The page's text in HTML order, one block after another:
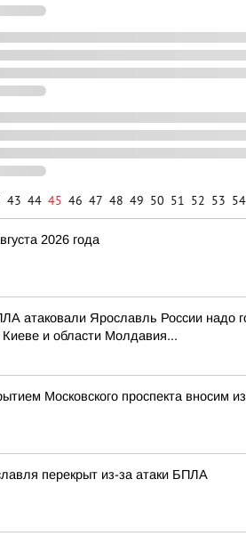
43 44 45 46 47 48 49 50 51 52 53 54
2026 года
атаковали Ярославль России надо
и области Молдавия...
Московского проспекта вносим
перекрыт из-за атаки БПЛА